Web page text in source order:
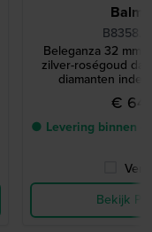
Beleganza 32 mm
zilver-roségoud
diamanten
€
● Levering binnen
Bekijk